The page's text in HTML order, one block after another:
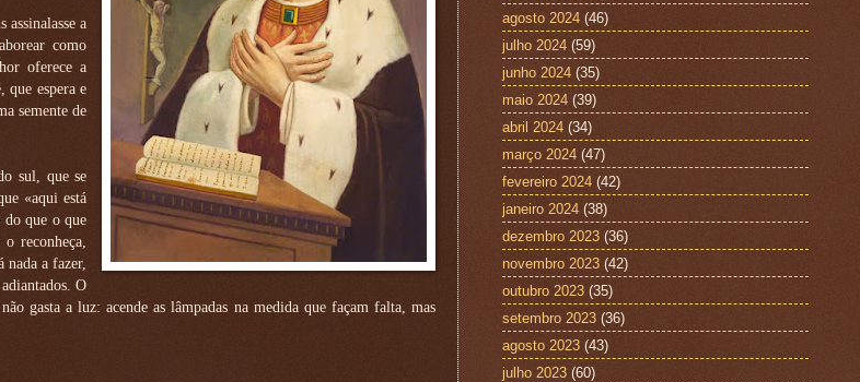
assinalasse a
como
oferece a
que espera e
semente de
sul, que se
«aqui está
que o que
reconheça,
a fazer,
O
gasta a luz: acende as lâmpadas na medida que façam falta, mas
agosto 2024 (46)
julho 2024 (59)
junho 2024 (35)
maio 2024 (39)
abril 2024 (34)
março 2024 (47)
fevereiro 2024 (42)
janeiro 2024 (38)
dezembro 2023 (36)
novembro 2023 (42)
outubro 2023 (35)
setembro 2023 (36)
agosto 2023 (43)
julho 2023 (60)